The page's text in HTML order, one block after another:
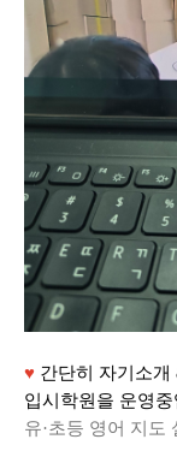
♥ 간단히 자기소개
입시학원을 운영중
유·초등 영어 지도